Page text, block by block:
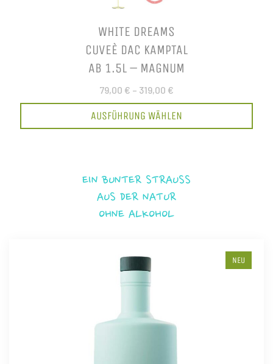
WHITE DREAMS
CUVEÈ DAC KAMPTAL
AB 1.5L – MAGNUM
79,00 € – 319,00 €
AUSFÜHRUNG WÄHLEN
EIN BUNTER STRAUSS
AUS DER NATUR
OHNE ALKOHOL
NEU